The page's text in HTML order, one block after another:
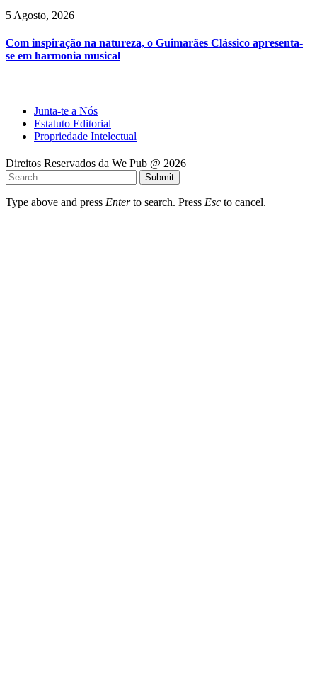
5 Agosto, 2026
Com inspiração na natureza, o Guimarães Clássico apresenta-
se em harmonia musical
Junta-te a Nós
Estatuto Editorial
Propriedade Intelectual
Direitos Reservados da We Pub @ 2026
Submit
Type above and press Enterto search. Press Esc to cancel.